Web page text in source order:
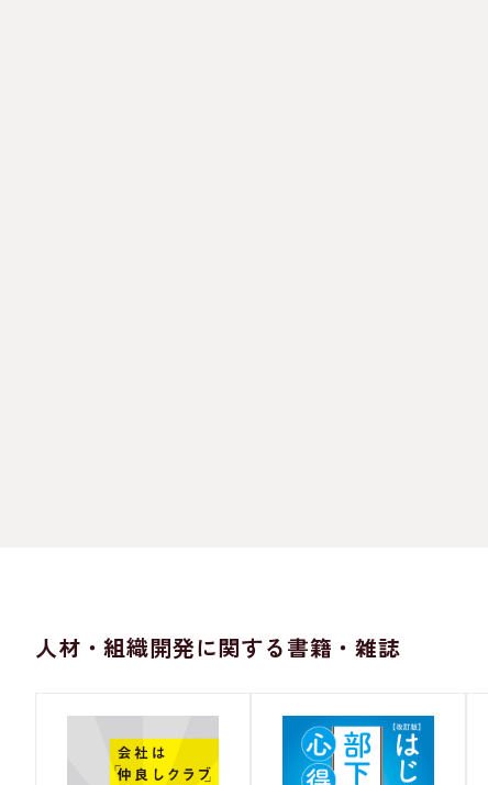
人材・組織開発に関する書籍・雑誌